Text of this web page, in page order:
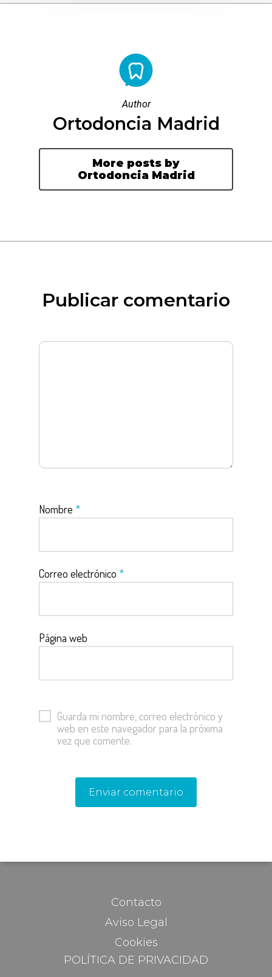
Author
Ortodoncia Madrid
More posts by
Ortodoncia Madrid
Publicar comentario
Nombre *
Correo electrónico *
Página web
Guarda mi nombre, correo electrónico y
web en este navegador para la próxima
vez que comente.
Contacto
Aviso Legal
Cookies
POLÍTICA DE PRIVACIDAD